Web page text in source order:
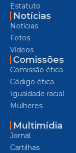
Estatuto
Notícias
Notícias
Fotos
Vídeos
Comissões
Comissão ética
Código ética
Igualdade racial
Mulheres
Multimídia
Jornal
Cartilhas